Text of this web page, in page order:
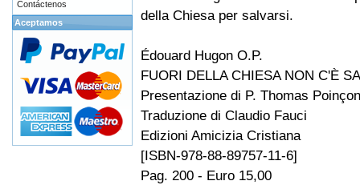
della Chiesa per salvarsi.
Édouard Hugon O.P.
FUORI DELLA CHIESA NON C'È
Presentazione di P. Thomas
Traduzione di Claudio Fauci
Edizioni Amicizia Cristiana
[ISBN-978-88-89757-11-6]
Pag. 200 - Euro 15,00
Contáctenos
Aceptamos